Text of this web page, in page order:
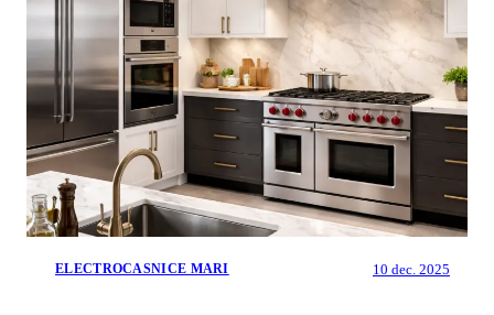
ELECTROCASNICE MARI 10 dec. 2025